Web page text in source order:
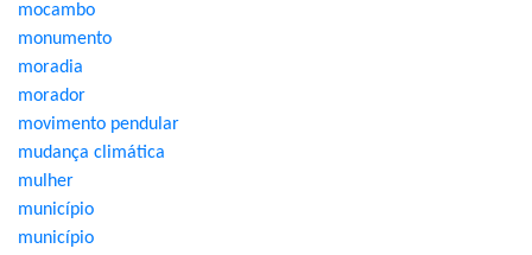
mocambo
monumento
moradia
morador
movimento pendular
mudança climática
mulher
município
município